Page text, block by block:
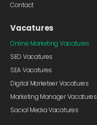
Contact
Vacatures
Online Marketing Vacatures
SEO Vacatures
SEA Vacatures
Digital Marketeer Vacatures
Marketing Manager Vacatures
Social Media Vacatures